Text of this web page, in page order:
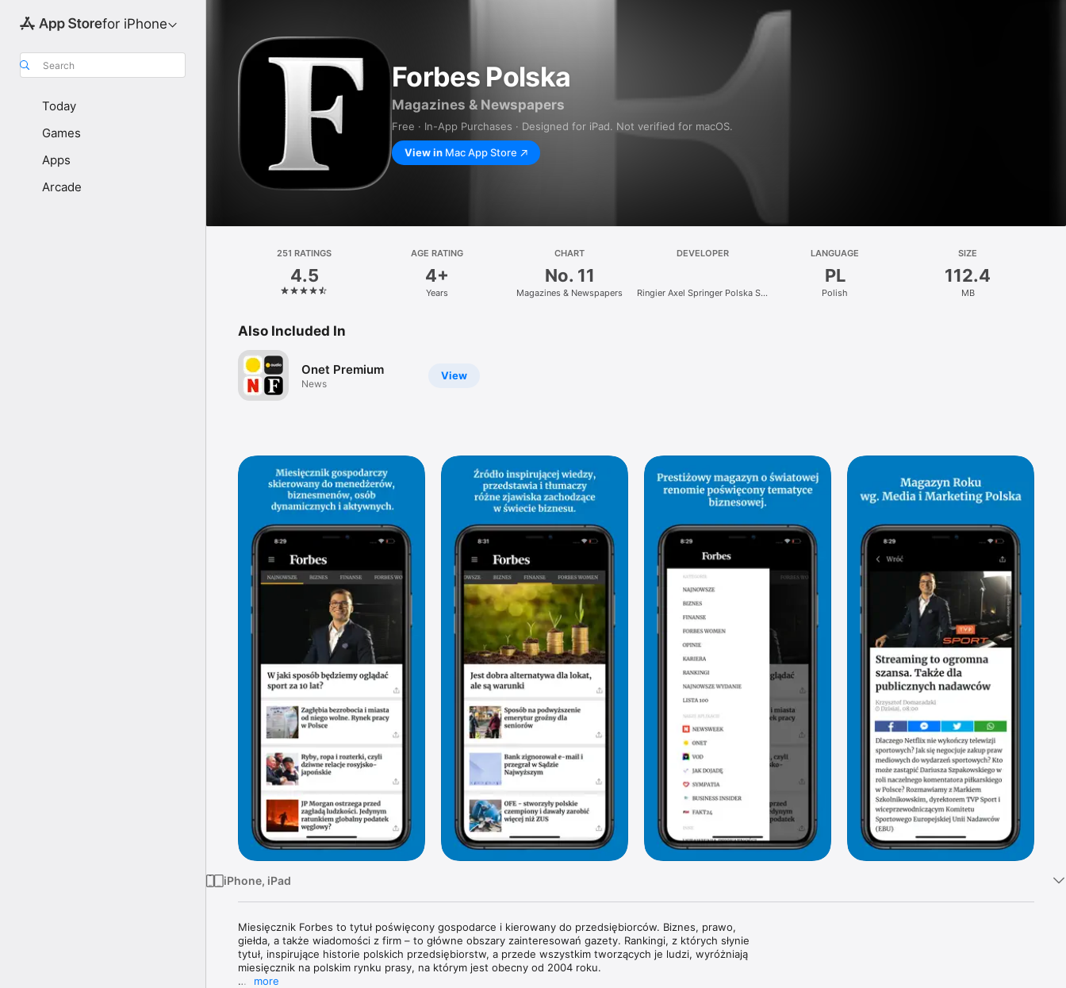
for iPhone
Search
Today
Games
Apps
Arcade
Forbes Polska
Magazines & Newspapers
Free · In-App Purchases · Designed for iPad. Not verified for macOS.
View in Mac App Store
251 RATINGS
4.5
AGE RATING
4+
Years
CHART
No. 11
Magazines & Newspapers
DEVELOPER
Ringier Axel Springer Polska Sp.
LANGUAGE
PL
Polish
SIZE
112.4
MB
Also Included In
View
Onet Premium
News
iPhone, iPad
Miesięcznik Forbes to tytuł poświęcony gospodarce i kierowany do przedsiębiorców. Biznes, prawo,
giełda, a także wiadomości z firm – to główne obszary zainteresowań gazety. Rankingi, z których słynie
tytuł, inspirujące historie polskich przedsiębiorstw, a przede wszystkim tworzących je ludzi, wyróżniają
miesięcznik na polskim rynku prasy, na którym jest obecny od 2004 roku.
more